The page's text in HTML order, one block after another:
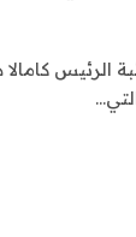
الرئيس